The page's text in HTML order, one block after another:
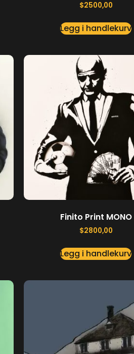
$2500,00
Legg i handlekurv
Finito Print MONO
$2800,00
Legg i handlekurv